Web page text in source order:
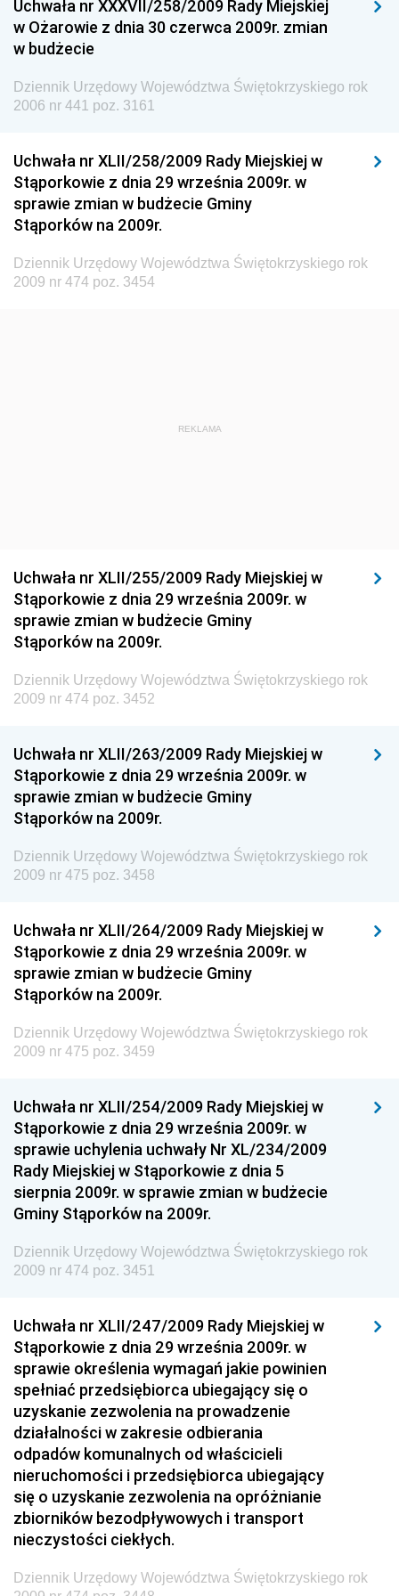
Dziennik Urzędowy Ministra Pracy i Polityki
Społecznej
Dziennik Urzędowy Urzędu Lotnictwa Cywilnego
Dziennik Urzędowy Ministerstwa Hutnictwa i
Przemysłu Maszynowego
Dziennik Urzędowy Ministerstwa Zdrowia i Opieki
Społecznej
Dziennik Urzędowy Ministerstwa Rolnictwa, Leśnictwa
i Gospodarki Żywnościowej
Dziennik Urzędowy Głównego Inspektora Ochrony
Dziennik Urzędowy Ministra Budownictwa i Przemysłu
Materiałów Budowlanych
Dziennik Urzędowy Ministra Infrastruktury i Rozwoju
Dziennik Urzędowy Głównego Inspektoratu Ochrony
Środowiska
Dziennik Urzędowy Generalnej Dyrekcji Ochrony
Dziennik Urzędowy Ministerstwa Administracji,
Gospodarki Terenowej i Ochrony Środowiska
Dziennik Urzędowy Ministerstwa Administracji i
Gospodarki Przestrzennej
Dziennik Urzędowy Unii Europejskiej, L
Dziennik Urzędowy Ministerstwa Przemysłu
Chemicznego i Lekkiego
Dziennik Urzędowy Ministerstwa Rolnictwa i
Gospodarki Żywnościowej
Dziennik Urzędowy Ministra Rodziny, Pracy i Polityki
Społecznej
Dziennik Urzędowy Ministra Rozwoju
Dziennik Urzędowy Ministra Infrastruktury i
Budownictwa
Dziennik Urzędowy Ministra Gospodarki Morskiej i
Żeglugi Śródlądowej
Dziennik Urzędowy Ministra Energii
Dziennik Urzędowy Ministra Finansów
Dziennik Urzędowy Ministra Rozwoju i Finansów
Dziennik Urzędowy Wyższego Urzędu Górniczego
Dziennik Urzędowy Prezesa Urzędu Transportu
Kolejowego
Dziennik Urzędowy Ministra Przedsiębiorczości i
Technologii
Dziennik Urzędowy Ministra Inwestycji i Rozwoju
Dziennik Urzędowy Naczelnego Dyrektora Archiwów
Państwowych
Dziennik Urzędowy Ministra Finansów, Inwestycji i
Uchwała nr XXXVII/258/2009 Rady Miejskiej
w Ożarowie z dnia 30 czerwca 2009r. zmian
w budżecie
Dziennik Urzędowy Województwa Świętokrzyskiego rok
2006 nr 441 poz. 3161
Uchwała nr XLII/258/2009 Rady Miejskiej w
Stąporkowie z dnia 29 września 2009r. w
sprawie zmian w budżecie Gminy
Stąporków na 2009r.
Dziennik Urzędowy Województwa Świętokrzyskiego rok
2009 nr 474 poz. 3454
REKLAMA
Uchwała nr XLII/255/2009 Rady Miejskiej w
Stąporkowie z dnia 29 września 2009r. w
sprawie zmian w budżecie Gminy
Stąporków na 2009r.
Dziennik Urzędowy Województwa Świętokrzyskiego rok
2009 nr 474 poz. 3452
Uchwała nr XLII/263/2009 Rady Miejskiej w
Stąporkowie z dnia 29 września 2009r. w
sprawie zmian w budżecie Gminy
Stąporków na 2009r.
Dziennik Urzędowy Województwa Świętokrzyskiego rok
2009 nr 475 poz. 3458
Uchwała nr XLII/264/2009 Rady Miejskiej w
Stąporkowie z dnia 29 września 2009r. w
sprawie zmian w budżecie Gminy
Stąporków na 2009r.
Dziennik Urzędowy Województwa Świętokrzyskiego rok
2009 nr 475 poz. 3459
Uchwała nr XLII/254/2009 Rady Miejskiej w
Stąporkowie z dnia 29 września 2009r. w
sprawie uchylenia uchwały Nr XL/234/2009
Rady Miejskiej w Stąporkowie z dnia 5
sierpnia 2009r. w sprawie zmian w budżecie
Gminy Stąporków na 2009r.
Dziennik Urzędowy Województwa Świętokrzyskiego rok
2009 nr 474 poz. 3451
Uchwała nr XLII/247/2009 Rady Miejskiej w
Stąporkowie z dnia 29 września 2009r. w
sprawie określenia wymagań jakie powinien
spełniać przedsiębiorca ubiegający się o
uzyskanie zezwolenia na prowadzenie
działalności w zakresie odbierania
odpadów komunalnych od właścicieli
nieruchomości i przedsiębiorca ubiegający
się o uzyskanie zezwolenia na opróżnianie
zbiorników bezodpływowych i transport
nieczystości ciekłych.
Dziennik Urzędowy Województwa Świętokrzyskiego rok